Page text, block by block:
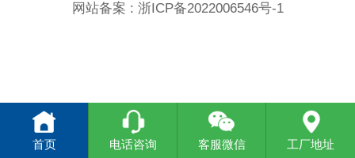
网站备案 : 浙ICP备2022006546号-1
首页 电话咨询 客服微信 工厂地址